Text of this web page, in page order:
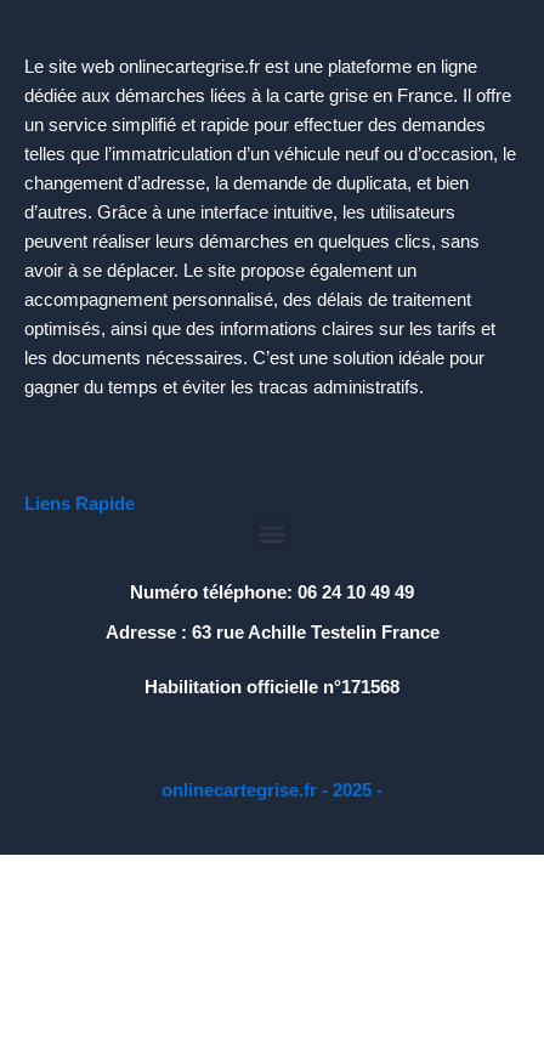
Le site web onlinecartegrise.fr est une plateforme en ligne
dédiée aux démarches liées à la carte grise en France. Il offre
un service simplifié et rapide pour effectuer des demandes
telles que l’immatriculation d’un véhicule neuf ou d’occasion, le
changement d’adresse, la demande de duplicata, et bien
d’autres. Grâce à une interface intuitive, les utilisateurs
peuvent réaliser leurs démarches en quelques clics, sans
avoir à se déplacer. Le site propose également un
accompagnement personnalisé, des délais de traitement
optimisés, ainsi que des informations claires sur les tarifs et
les documents nécessaires. C’est une solution idéale pour
gagner du temps et éviter les tracas administratifs.
Liens Rapide
Numéro téléphone: 06 24 10 49 49
Adresse : 63 rue Achille Testelin France
Habilitation officielle n°171568
onlinecartegrise.fr - 2025 -